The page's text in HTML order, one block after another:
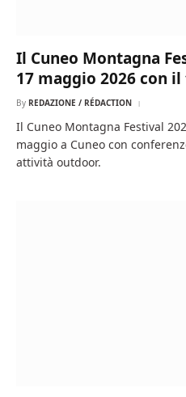
Il Cuneo Montagna
17 maggio 2026 con
By REDAZIONE / RÉDACTION
Il Cuneo Montagna Festival
maggio a Cuneo con
attività outdoor.